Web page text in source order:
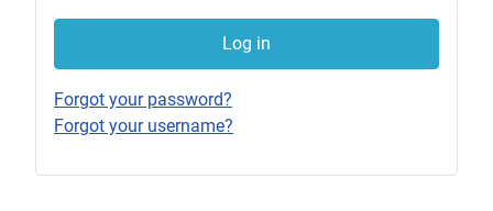
Log in
Forgot your password?
Forgot your username?